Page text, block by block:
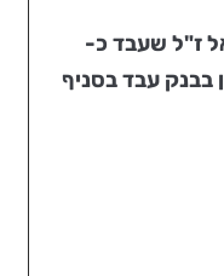
ז"ל שעבד כ-
בבנק עבד בסניף